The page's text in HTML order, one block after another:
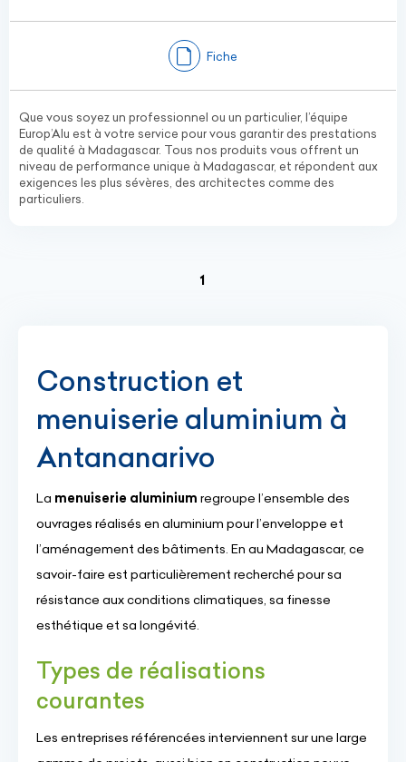
Fiche
Que vous soyez un professionnel ou un particulier, l’équipe
Europ’Alu est à votre service pour vous garantir des prestations
de qualité à Madagascar. Tous nos produits vous offrent un
niveau de performance unique à Madagascar, et répondent aux
exigences les plus sévères, des architectes comme des
particuliers.
1
Construction et
menuiserie aluminium à
Antananarivo
La menuiserie aluminium regroupe l’ensemble des
ouvrages réalisés en aluminium pour l’enveloppe et
l’aménagement des bâtiments. En au Madagascar, ce
savoir-faire est particulièrement recherché pour sa
résistance aux conditions climatiques, sa finesse
esthétique et sa longévité.
Types de réalisations
courantes
Les entreprises référencées interviennent sur une large